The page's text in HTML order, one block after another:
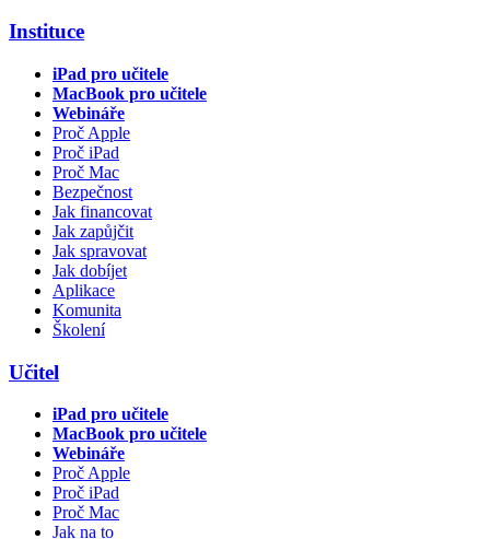
Instituce
iPad pro učitele
MacBook pro učitele
Webináře
Proč Apple
Proč iPad
Proč Mac
Bezpečnost
Jak financovat
Jak zapůjčit
Jak spravovat
Jak dobíjet
Aplikace
Komunita
Školení
Učitel
iPad pro učitele
MacBook pro učitele
Webináře
Proč Apple
Proč iPad
Proč Mac
Jak na to